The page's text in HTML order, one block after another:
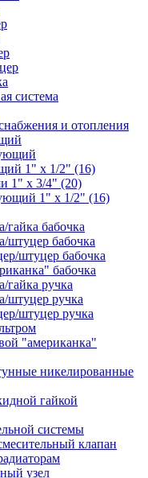
система
и отопления
1" х 1/2" (16)
1" х 3/4" (20)
1" х 1/2" (16)
гайка бабочка
штуцер бабочка
штуцер бабочка
бабочка
гайка ручка
штуцер ручка
штуцер ручка
"американка"
никелированные
гайкой
системы
клапан
узел